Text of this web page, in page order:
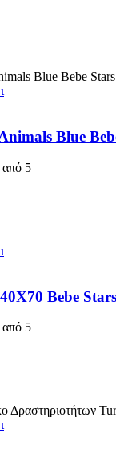
Blue
από 5
Bebe
από 5